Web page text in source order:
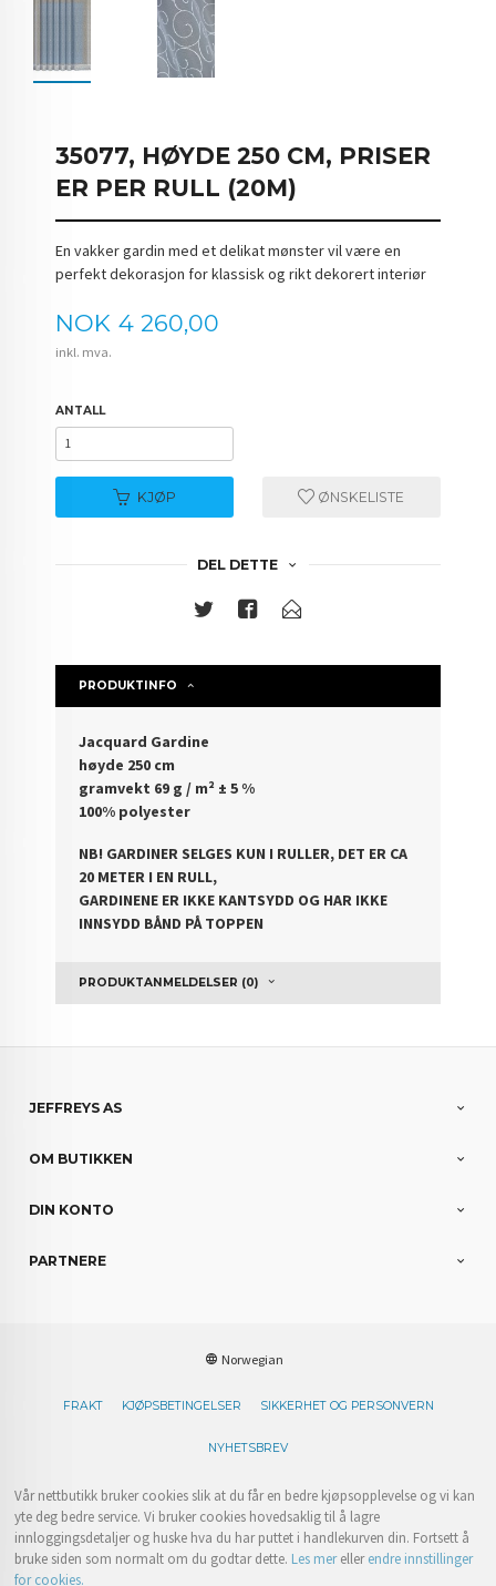
35077, HØYDE 250 CM, PRISER
ER PER RULL (20M)
En vakker gardin med et delikat mønster vil være en
perfekt dekorasjon for klassisk og rikt dekorert interiør
Pris
NOK 4 260,00
inkl. mva.
ANTALL
KJØP ØNSKELISTE
DEL DETTE
PRODUKTINFO
Jacquard Gardine
høyde 250 cm
gramvekt 69 g / m² ± 5 %
100% polyester
NB! GARDINER SELGES KUN I RULLER, DET ER CA
20 METER I EN RULL,
GARDINENE ER IKKE KANTSYDD OG HAR IKKE
INNSYDD BÅND PÅ TOPPEN
PRODUKTANMELDELSER (0)
JEFFREYS AS
OM BUTIKKEN
DIN KONTO
PARTNERE
Norwegian
FRAKT KJØPSBETINGELSER SIKKERHET OG PERSONVERN
NYHETSBREV
Vår nettbutikk bruker cookies slik at du får en bedre kjøpsopplevelse og vi kan
yte deg bedre service. Vi bruker cookies hovedsaklig til å lagre
innloggingsdetaljer og huske hva du har puttet i handlekurven din. Fortsett å
bruke siden som normalt om du godtar dette. Les merellerendre innstillinger
for cookies.